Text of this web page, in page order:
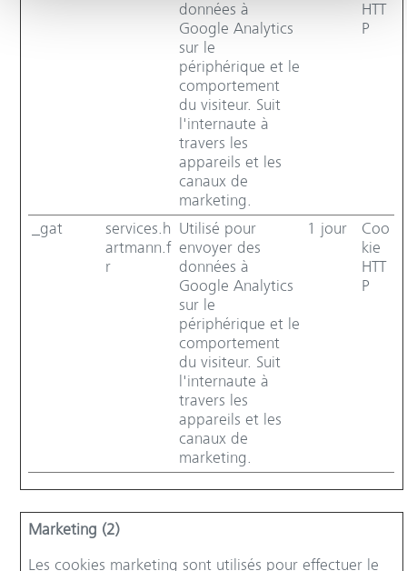
données à
Google Analytics
sur le
périphérique et le
comportement
du visiteur. Suit
l'internaute à
travers les
appareils et les
canaux de
marketing.
HTT
P
_gat
services.h
artmann.f
r
Utilisé pour
envoyer des
données à
Google Analytics
sur le
périphérique et le
comportement
du visiteur. Suit
l'internaute à
travers les
appareils et les
canaux de
marketing.
1 jour
Coo
kie
HTT
P
Marketing (2)
Les cookies marketing sont utilisés pour effectuer le